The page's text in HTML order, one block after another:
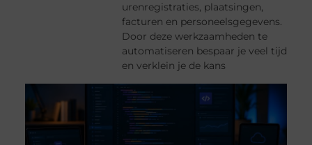
urenregistraties, plaatsingen,
facturen en personeelsgegevens.
Door deze werkzaamheden te
automatiseren bespaar je veel tijd
en verklein je de kans